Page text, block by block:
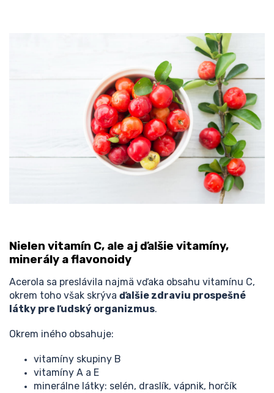
Nielen vitamín C, ale aj ďalšie vitamíny,
minerály a flavonoidy
Acerola sa preslávila najmä vďaka obsahu vitamínu C,
okrem toho však skrýva ďalšie zdraviu prospešné
látky pre ľudský organizmus.
Okrem iného obsahuje:
vitamíny skupiny B
vitamíny A a E
minerálne látky: selén, draslík, vápnik, horčík